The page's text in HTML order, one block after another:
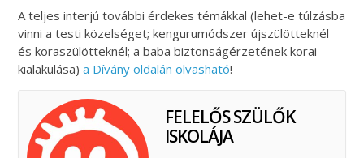
A teljes interjú további érdekes témákkal (lehet-e túlzásba
vinni a testi közelséget; kengurumódszer újszülötteknél
és koraszülötteknél; a baba biztonságérzetének korai
kialakulása)a Dívány oldalán olvasható!
FELELŐS SZÜLŐK
ISKOLÁJA